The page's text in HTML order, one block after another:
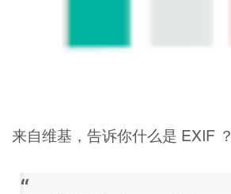
来自维基，告诉你什么是 EXIF ？